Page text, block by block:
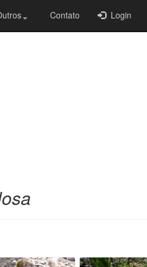
Contato Login